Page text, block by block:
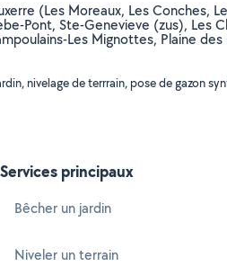
(Les Moreaux, Les Conches,
Pont, Ste-Genevieve (zus), Les
Les Mignottes, Plaine des
nivelage de terrrain, pose de gazon
Services principaux
Bêcher un jardin
Niveler un terrain